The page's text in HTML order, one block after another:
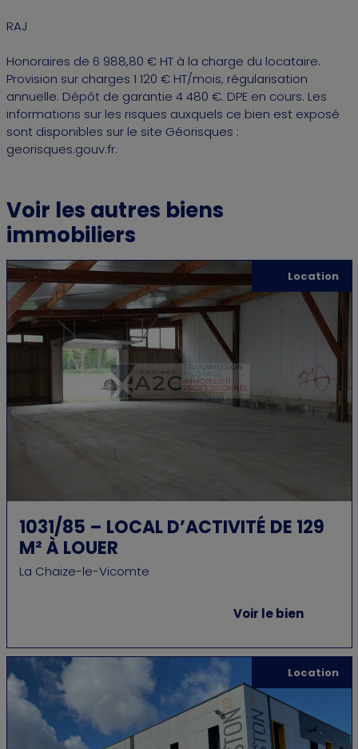
RAJ
Honoraires de 6 988,80 € HT à la charge du locataire.
Provision sur charges 1 120 € HT/mois, régularisation
annuelle. Dépôt de garantie 4 480 €. DPE en cours. Les
informations sur les risques auxquels ce bien est exposé
sont disponibles sur le site Géorisques :
georisques.gouv.fr.
Voir les autres biens
immobiliers
Location
1031/85 – LOCAL D’ACTIVITÉ DE 129
M² À LOUER
La Chaize-le-Vicomte
Voir le bien
Location